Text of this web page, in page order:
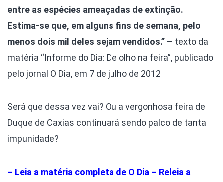
entre as espécies ameaçadas de extinção.
Estima-se que, em alguns fins de semana, pelo
menos dois mil deles sejam vendidos.” – texto da
matéria “Informe do Dia: De olho na feira”, publicado
pelo jornal O Dia, em 7 de julho de 2012
Será que dessa vez vai? Ou a vergonhosa feira de
Duque de Caxias continuará sendo palco de tanta
impunidade?
– Leia a matéria completa de O Dia – Releia a